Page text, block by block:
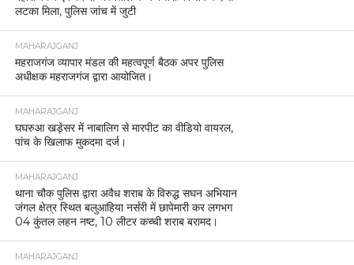
लटका मिला, पुलिस जांच में जुटी
MAHARAJGANJ
महराजगंज व्यापार मंडल की महत्वपूर्ण बैठक अपर पुलिस
अधीक्षक महराजगंज द्वारा आयोजित।
MAHARAJGANJ
घघरुआ खड़ेसर में नाबालिग से मारपीट का वीडियो वायरल,
पांच के खिलाफ मुकदमा दर्ज।
MAHARAJGANJ
थाना चौक पुलिस द्वारा अवैध शराब के विरुद्ध सघन अभियान
जंगल क्षेत्र स्थित बलुआहिया नर्सरी में छापेमारी कर लगभग
04 कुंतल लहन नष्ट, 10 लीटर कच्ची शराब बरामद।
MAHARAJGANJ